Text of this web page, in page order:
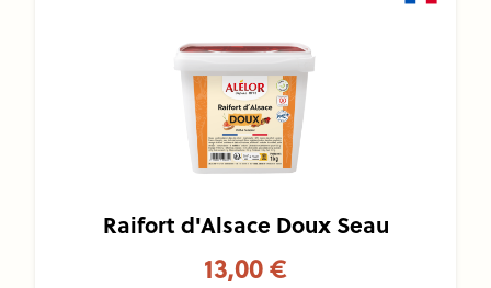
Raifort d'Alsace Doux Seau
13,00 €